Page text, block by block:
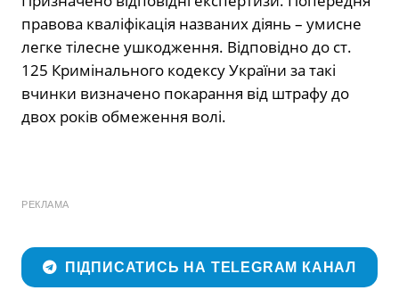
правова кваліфікація названих діянь – умисне
легке тілесне ушкодження. Відповідно до ст.
125 Кримінального кодексу України за такі
вчинки визначено покарання від штрафу до
двох років обмеження волі.
РЕКЛАМА
ПІДПИСАТИСЬ НА TELEGRAM КАНАЛ